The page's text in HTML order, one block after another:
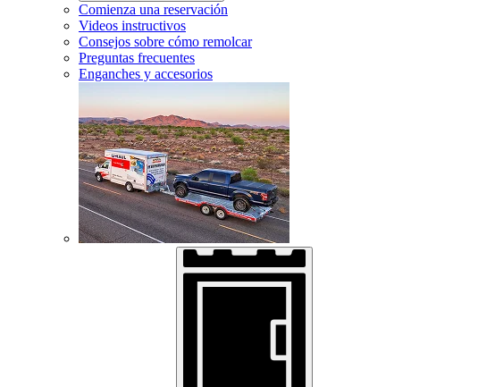
Comienza una reservación
Videos instructivos
Consejos sobre cómo remolcar
Preguntas frecuentes
Enganches y accesorios